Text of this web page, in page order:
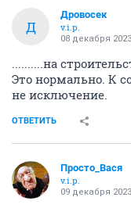
Д
Дровосек
v.i.p.
08 декабря 2023
..........на
Это нормально. К
не исключение.
ОТВЕТИТЬ
Просто_Вася
v.i.p.
09 декабря 2023